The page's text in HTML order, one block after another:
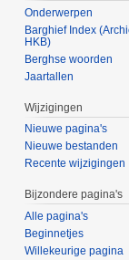
Onderwerpen
Barghief Index
HKB)
Berghse woorden
Jaartallen
Wijzigingen
Nieuwe pagina's
Nieuwe bestanden
Recente wijzigingen
Bijzondere pagina's
Alle pagina's
Beginnetjes
Willekeurige pagina